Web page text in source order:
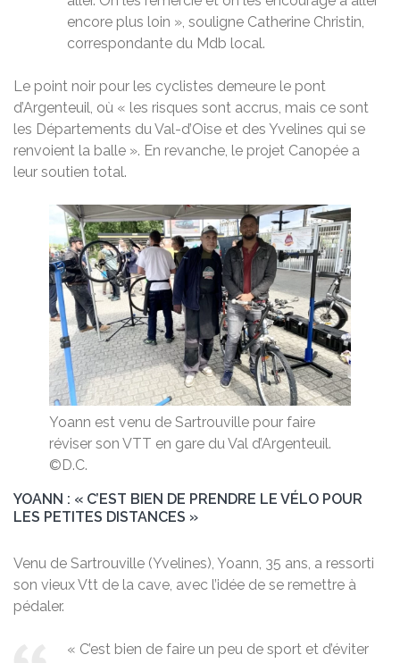
encore plus loin », souligne Catherine Christin,
correspondante du Mdb local.
Le point noir pour les cyclistes demeure le pont
d’Argenteuil, où « les risques sont accrus, mais ce sont
les Départements du Val-d’Oise et des Yvelines qui se
renvoient la balle ». En revanche, le projet Canopée a
leur soutien total.
Yoann est venu de Sartrouville pour faire
réviser son VTT en gare du Val d’Argenteuil.
©D.C.
YOANN : « C’EST BIEN DE PRENDRE LE VÉLO POUR
LES PETITES DISTANCES »
Venu de Sartrouville (Yvelines), Yoann, 35 ans, a ressorti
son vieux Vtt de la cave, avec l’idée de se remettre à
pédaler.
« C’est bien de faire un peu de sport et d’éviter